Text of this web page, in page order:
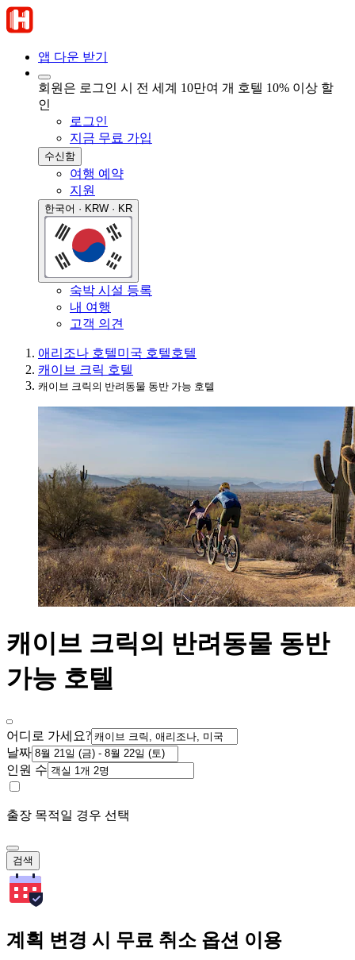
앱 다운 받기
회원은 로그인 시 전 세계 10만여 개 호텔 10% 이상 할
인
로그인
지금 무료 가입
수신함
여행 예약
지원
한국어 · KRW · KR
숙박 시설 등록
내 여행
고객 의견
애리조나 호텔미국 호텔호텔
캐이브 크릭 호텔
캐이브 크릭의 반려동물 동반 가능 호텔
캐이브 크릭의 반려동물 동반
가능 호텔
어디로 가세요?
날짜
인원 수
출장 목적일 경우 선택
검색
계획 변경 시 무료 취소 옵션 이용